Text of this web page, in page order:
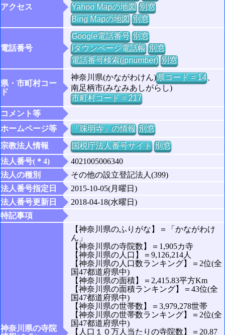
アクセス
Yahoo Mapの地図 別窓
Bing Mapの地図 別窓
電話番号
Google電話番号 別窓
iタウンページ電話帳 別窓
電話番号検索(jpnumber) 別窓
県・市町村コー
ド
神奈川県(かながわけん)県コード = 14、
南足柄市(みなみあしがらし)
市町村コード = 217
コメント等
ホームページ等
「珠明寺」の情報 別窓
宗教法人情報
国税庁法人番号サイト 別窓
法人番号(＊4)
4021005006340
法人の種別
その他の設立登記法人(399)
法人番号指定日
2015-10-05(月曜日)
法人番号更新日
2018-04-18(水曜日)
特記事項
神奈川県の寺院
【神奈川県のふりがな】＝「かながわけ
ん」
【神奈川県の寺院数】＝1,905カ寺
【神奈川県の人口】＝9,126,214人
【神奈川県の人口数ランキング】＝2位(全
国47都道府県中)
【神奈川県の面積】＝2,415.83平方Km
【神奈川県の面積ランキング】＝43位(全
国47都道府県中)
【神奈川県の世帯数】＝3,979,278世帯
【神奈川県の世帯数ランキング】＝2位(全
国47都道府県中)
【人口１０万人当たりの寺院数】＝20.87